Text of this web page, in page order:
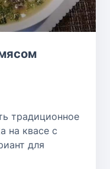
традиционное
на квасе с
для